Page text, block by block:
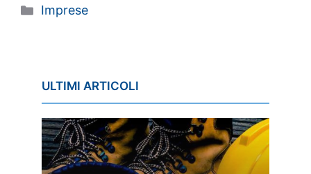
Categorie
Imprese
ULTIMI ARTICOLI